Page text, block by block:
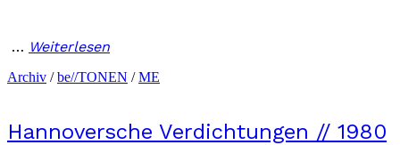
… Weiterlesen
Archiv /be//TONEN /ME
Hannoversche Verdichtungen // 1980